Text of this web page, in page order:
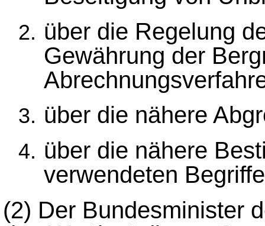
über die Regelung
Gewährung der
über die nähere
über die nähere
verwendeten
(2) Der Bundesminister